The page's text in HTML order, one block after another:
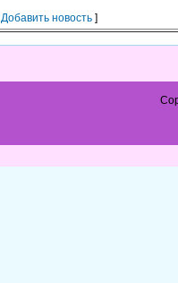
Добавить новость ]